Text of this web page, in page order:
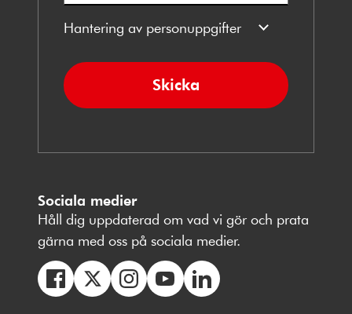
Hantering av personuppgifter
Skicka
Sociala medier
Håll dig uppdaterad om vad vi gör och prata
gärna med oss på sociala medier.